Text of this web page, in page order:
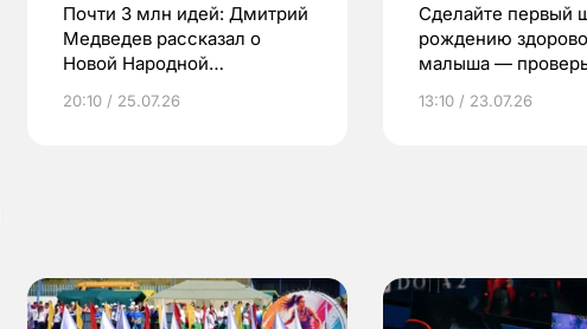
Почти 3 млн идей: Дмитрий
Медведев рассказал о
Новой Народной
20:10 / 25.07.26
Сделайте первый
рождению
малыша —
по ОМС!
13:10 / 23.07.26